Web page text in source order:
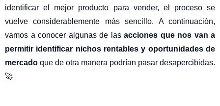
identificar el mejor producto para vender, el proceso se
vuelve considerablemente más sencillo. A continuación,
vamos a conocer algunas de las acciones que nos van a
permitir identificar nichos rentables y oportunidades de
mercado que de otra manera podrían pasar desapercibidas.
🚀